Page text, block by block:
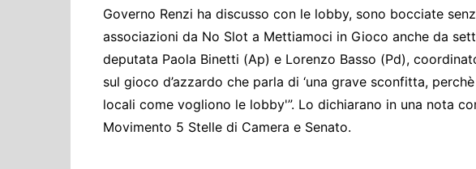
Lavori pubblici e Trasporti
Lavoro
Politiche europee
Rifiuti
Governo Renzi ha discusso con le lobby, sono bocciate
associazioni da No Slot a Mettiamoci in Gioco anche da
deputata Paola Binetti (Ap) e Lorenzo Basso (Pd),
sul gioco d’azzardo che parla di ‘una grave sconfitta,
locali come vogliono le lobby'”. Lo dichiarano in una nota
Movimento 5 Stelle di Camera e Senato.